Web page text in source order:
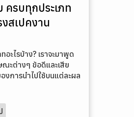
ครบทุกประเภท
สเปคงาน
อะไรบ้าง? เราจะมาพูด
ะต่างๆ ข้อดีและเสีย
งการนำไปใช้บนแต่ละผล